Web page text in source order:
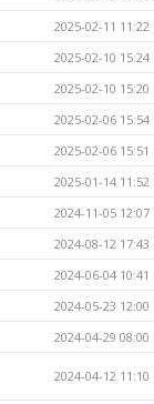
2025-02-11 11:22
2025-02-10 15:24
2025-02-10 15:20
2025-02-06 15:54
2025-02-06 15:51
2025-01-14 11:52
2024-11-05 12:07
2024-08-12 17:43
2024-06-04 10:41
2024-05-23 12:00
2024-04-29 08:00
2024-04-12 11:10